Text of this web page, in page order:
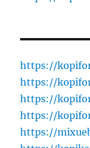
https://
https://
https://
https://
https://